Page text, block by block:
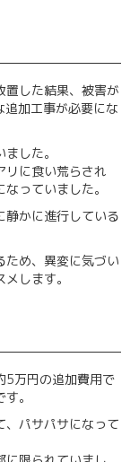
置した結果、被害が
加工事が必要にな
した。
リに食い荒らされ
っていました。
静かに進行している
ため、異変に気づい
します。
5万円の追加費用で
。
、パサパサになって